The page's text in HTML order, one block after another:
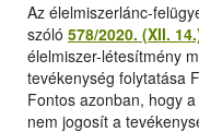
Az élelmiszerlánc-
szóló 578/2020. (XII.
élelmiszer-létesítmény
tevékenység folytatása
Fontos azonban, hogy
nem jogosít a